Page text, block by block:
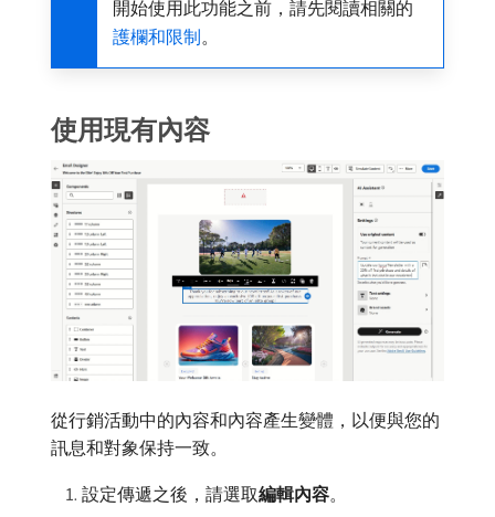
開始使用此功能之前，請先閱讀相關的
護欄和限制。
使用現有內容
從行銷活動中的內容和內容產生變體，以便與您的
訊息和對象保持一致。
設定傳遞之後，請選取​編輯內容。